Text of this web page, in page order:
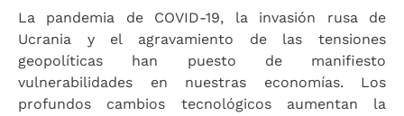
La pandemia de COVID-19, la invasión rusa de
Ucrania y el agravamiento de las tensiones
geopolíticas han puesto de manifiesto
vulnerabilidades en nuestras economías. Los
profundos cambios tecnológicos aumentan la